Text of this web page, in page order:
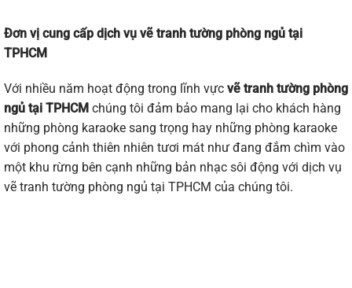
Đơn vị cung cấp dịch vụ vẽ tranh tường phòng ngủ tại
TPHCM
Với nhiều năm hoạt động trong lĩnh vực vẽ tranh tường phòng
ngủ tại TPHCM chúng tôi đảm bảo mang lại cho khách hàng
những phòng karaoke sang trọng hay những phòng karaoke
với phong cảnh thiên nhiên tươi mát như đang đắm chìm vào
một khu rừng bên cạnh những bản nhạc sôi động với dịch vụ
vẽ tranh tường phòng ngủ tại TPHCM của chúng tôi.